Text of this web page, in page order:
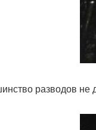
разводов не